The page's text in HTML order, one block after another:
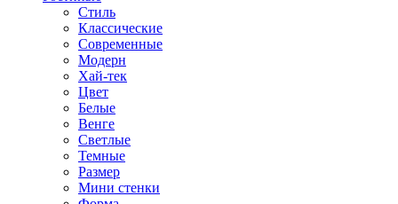
Стиль
Классические
Современные
Модерн
Хай-тек
Цвет
Белые
Венге
Светлые
Темные
Размер
Мини стенки